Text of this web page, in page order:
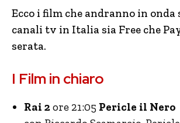
Ecco i film che andranno in
canali tv in Italia sia Free che
serata.
I Film in chiaro
Rai 2ore 21:05 Pericle il Nero